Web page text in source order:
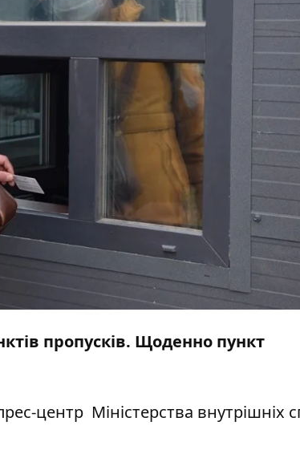
пропусків. Щоденно пункт
центр Міністерства внутрішніх